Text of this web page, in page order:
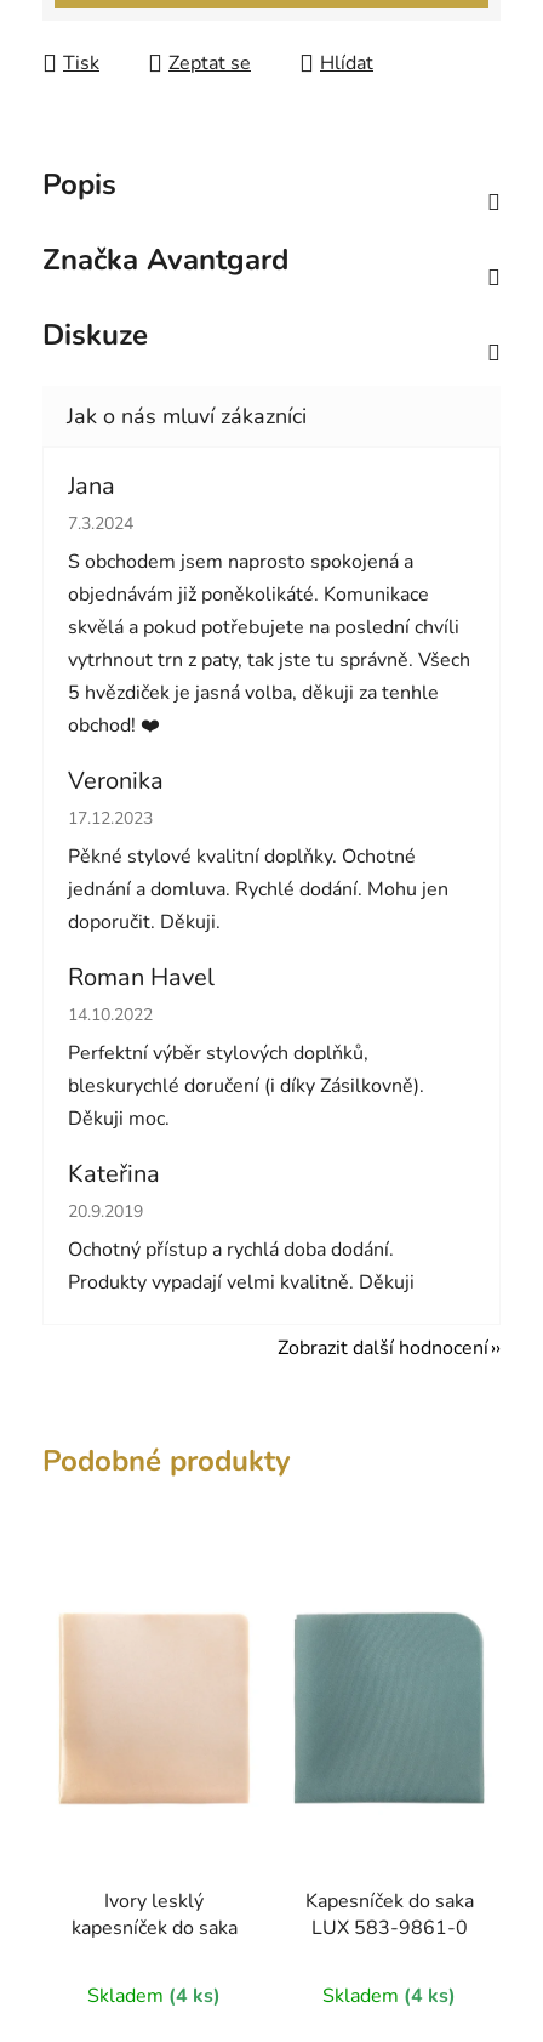
Tisk Zeptat se Hlídat
Popis
Značka Avantgard
Diskuze
Jana
Hodnocení obchodu je 5 z 5 hvězdiček.
7.3.2024
S obchodem jsem naprosto spokojená a
objednávám již poněkolikáté. Komunikace
skvělá a pokud potřebujete na poslední chvíli
vytrhnout trn z paty, tak jste tu správně. Všech
5 hvězdiček je jasná volba, děkuji za tenhle
obchod! ❤️
Veronika
Hodnocení obchodu je 5 z 5 hvězdiček.
17.12.2023
Pěkné stylové kvalitní doplňky. Ochotné
jednání a domluva. Rychlé dodání. Mohu jen
doporučit. Děkuji.
Roman Havel
Hodnocení obchodu je 5 z 5 hvězdiček.
14.10.2022
Perfektní výběr stylových doplňků,
bleskurychlé doručení (i díky Zásilkovně).
Děkuji moc.
Kateřina
Hodnocení obchodu je 5 z 5 hvězdiček.
20.9.2019
Ochotný přístup a rychlá doba dodání.
Produkty vypadají velmi kvalitně. Děkuji
Zobrazit další hodnocení
Podobné produkty
Ivory lesklý
kapesníček do saka
Skladem (4 ks)
Kapesníček do saka
LUX 583-9861-0
Skladem (4 ks)